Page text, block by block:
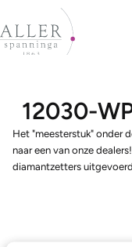
12030-
Het "meesterstuk" onder
naar een van onze
diamantzetters